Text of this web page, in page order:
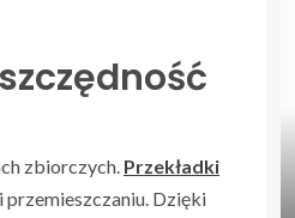
zbiorczych. Przekładki
Dzięki